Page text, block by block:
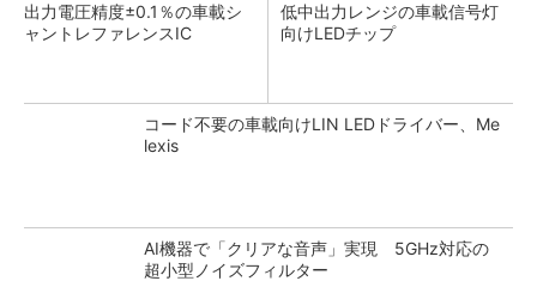
出力電圧精度±0.1％の車載シ
ャントレファレンスIC
低中出力レンジの車載信号灯
向けLEDチップ
コード不要の車載向けLIN LEDドライバー、Me
lexis
AI機器で「クリアな音声」実現 5GHz対応の
超小型ノイズフィルター